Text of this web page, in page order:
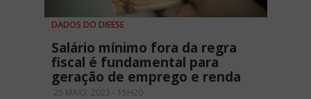
DADOS DO DIEESE
Salário mínimo fora da regra
fiscal é fundamental para
geração de emprego e renda
25 MAIO, 2023 - 15H20